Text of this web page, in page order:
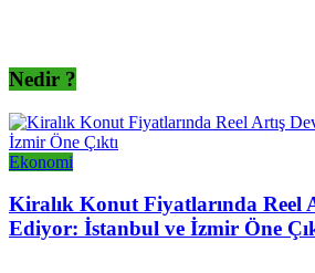
Nedir ?
Ekonomi
Kiralık Konut Fiyatlarında Reel
Ediyor: İstanbul ve İzmir Öne